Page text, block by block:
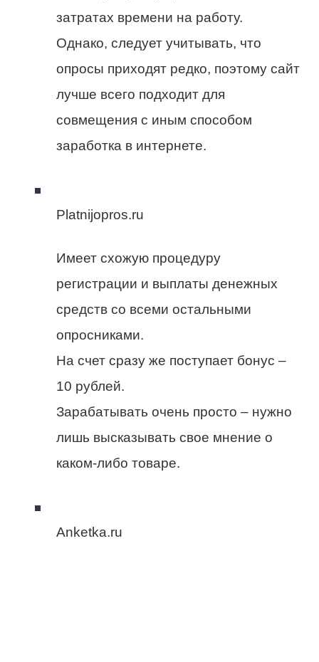
затратах времени на работу.
Однако, следует учитывать, что
опросы приходят редко, поэтому сайт
лучше всего подходит для
совмещения с иным способом
заработка в интернете.
Platnijopros.ru
Имеет схожую процедуру
регистрации и выплаты денежных
средств со всеми остальными
опросниками.
На счет сразу же поступает бонус –
10 рублей.
Зарабатывать очень просто – нужно
лишь высказывать свое мнение о
каком-либо товаре.
Anketka.ru